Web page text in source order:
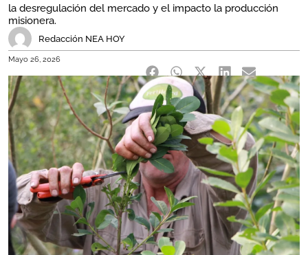
la desregulación del mercado y el impacto la producción
misionera.
Redacción NEA HOY
Mayo 26, 2026